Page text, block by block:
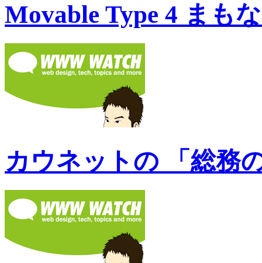
Movable Type 4 まも
カウネットの 「総務